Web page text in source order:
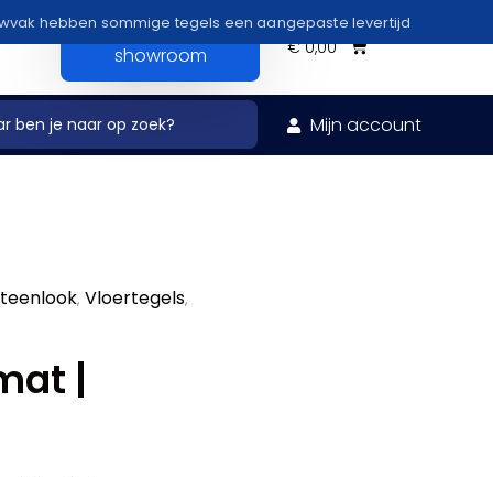
hebben sommige tegels een aangepaste levertijd
Bezoek onze
showroom €0,00
Mijn account
, Vloertegels,
|